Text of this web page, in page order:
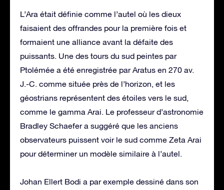
L’Ara était définie comme l’autel où les dieux
faisaient des offrandes pour la première fois et
formaient une alliance avant la défaite des
puissants. Une des tours du sud peintes par
Ptolémée a été enregistrée par Aratus en 270 av.
J.-C. comme située près de l’horizon, et les
géostrians représentent des étoiles vers le sud,
comme le gamma Arai. Le professeur d’astronomie
Bradley Schaefer a suggéré que les anciens
observateurs puissent voir le sud comme Zeta Arai
pour déterminer un modèle similaire à l’autel.
Johan Ellert Bodi a par exemple dessiné dans son